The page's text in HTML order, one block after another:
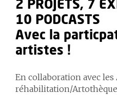
2 PROJETS, 7
10 PODCASTS
Avec la
artistes !
En collaboration avec les
réhabilitation/